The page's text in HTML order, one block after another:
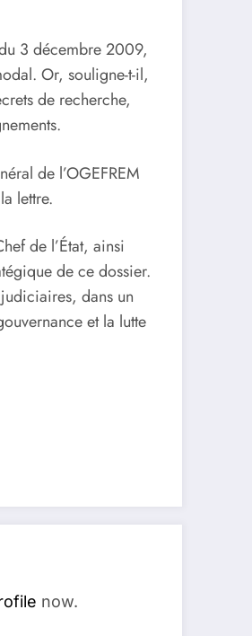
3 décembre 2009,
Or, souligne-t-il,
de recherche,
de l’OGEFREM
lettre.
de l’État, ainsi
de ce dossier.
dans un
et la lutte
now.